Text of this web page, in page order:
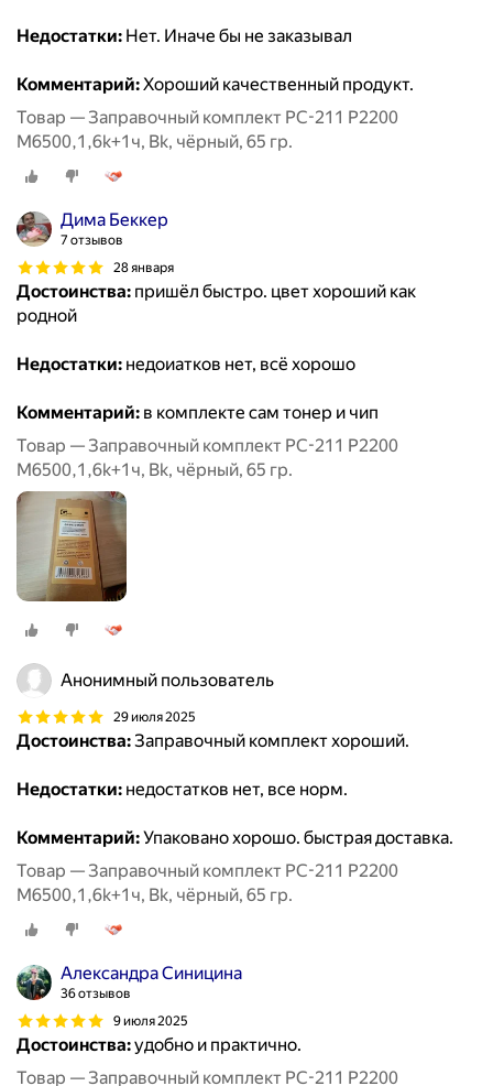
Недостатки: Нет. Иначе бы не заказывал
Комментарий:Хороший качественный продукт.
Товар — Заправочный комплект PC-211 P2200
M6500,1,6k+1ч, Bk, чёрный, 65 гр.
Дима Беккер
7 отзывов
28 января
Достоинства: пришёл быстро. цвет хороший как
родной
Недостатки: недоиатков нет, всё хорошо
Комментарий: в комплекте сам тонер и чип
Товар — Заправочный комплект PC-211 P2200
M6500,1,6k+1ч, Bk, чёрный, 65 гр.
Анонимный пользователь
29 июля 2025
Достоинства:Заправочный комплект хороший.
Недостатки: недостатков нет, все норм.
Комментарий:Упаковано хорошо. быстрая доставка.
Товар — Заправочный комплект PC-211 P2200
M6500,1,6k+1ч, Bk, чёрный, 65 гр.
Александра Синицина
36 отзывов
9 июля 2025
Достоинства:удобно и практично.
Товар — Заправочный комплект PC-211 P2200